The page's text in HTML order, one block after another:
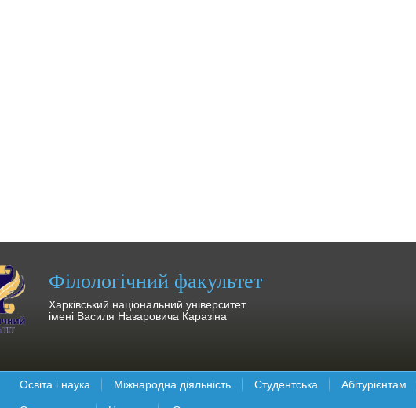
Філологічний факультет
Харківський національний університет
імені Василя Назаровича Каразіна
Освіта і наука Міжнародна діяльність Студентська Абітурієнтам